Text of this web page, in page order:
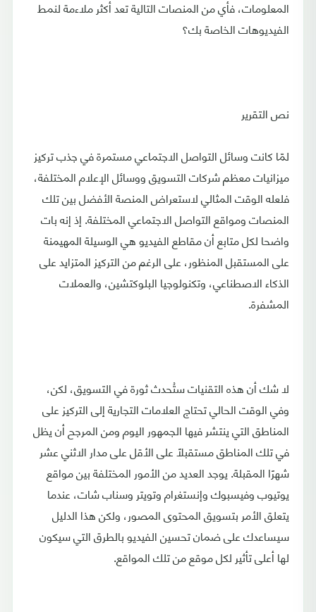
المعلومات، فأي من المنصات التالية تعد أكثر ملاءمة لنمط
الفيديوهات الخاصة بك؟
نص التقرير
لمّا كانت وسائل التواصل الاجتماعي مستمرة في جذب تركيز
ميزانيات معظم شركات التسويق ووسائل الإعلام المختلفة،
فلعله الوقت المثالي لاستعراض المنصة الأفضل بين تلك
المنصات ومواقع التواصل الاجتماعي المختلفة. إذ إنه بات
واضحا لكل متابع أن مقاطع الفيديو هي الوسيلة المهيمنة
على المستقبل المنظور، على الرغم من التركيز المتزايد على
الذكاء الاصطناعي، وتكنولوجيا البلوكتشين، والعملات
المشفرة.
لا شك أن هذه التقنيات ستُحدث ثورة في التسويق، لكن،
وفي الوقت الحالي تحتاج العلامات التجارية إلى التركيز على
المناطق التي ينتشر فيها الجمهور اليوم ومن المرجح أن يظل
في تلك المناطق مستقبلًا على الأقل على مدار الاثني عشر
شهرًا المقبلة. يوجد العديد من الأمور المختلفة بين مواقع
يوتيوب وفيسبوك وإنستغرام وتويتر وسناب شات، عندما
يتعلق الأمر بتسويق المحتوى المصور، ولكن هذا الدليل
سيساعدك على ضمان تحسين الفيديو بالطرق التي سيكون
لها أعلى تأثير لكل موقع من تلك المواقع.